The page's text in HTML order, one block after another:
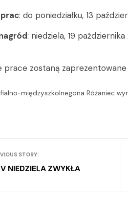
prac: do poniedziałku, 13
: niedziela, 19
prace zostaną
międzyszkolnegona Różaniec
STORY:
NIEDZIELA ZWYKŁA